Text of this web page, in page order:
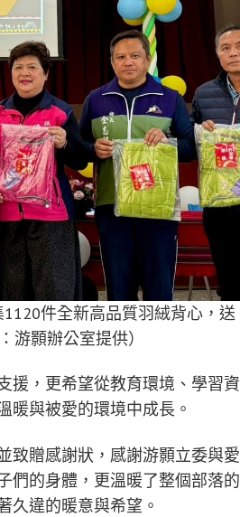
件全新高品質羽絨背心，送
游顥辦公室提供）
援，更希望從教育環境、學習資
暖與被愛的環境中成長。
致贈感謝狀，感謝游顥立委與愛
們的身體，更溫暖了整個部落的
久違的暖意與希望。